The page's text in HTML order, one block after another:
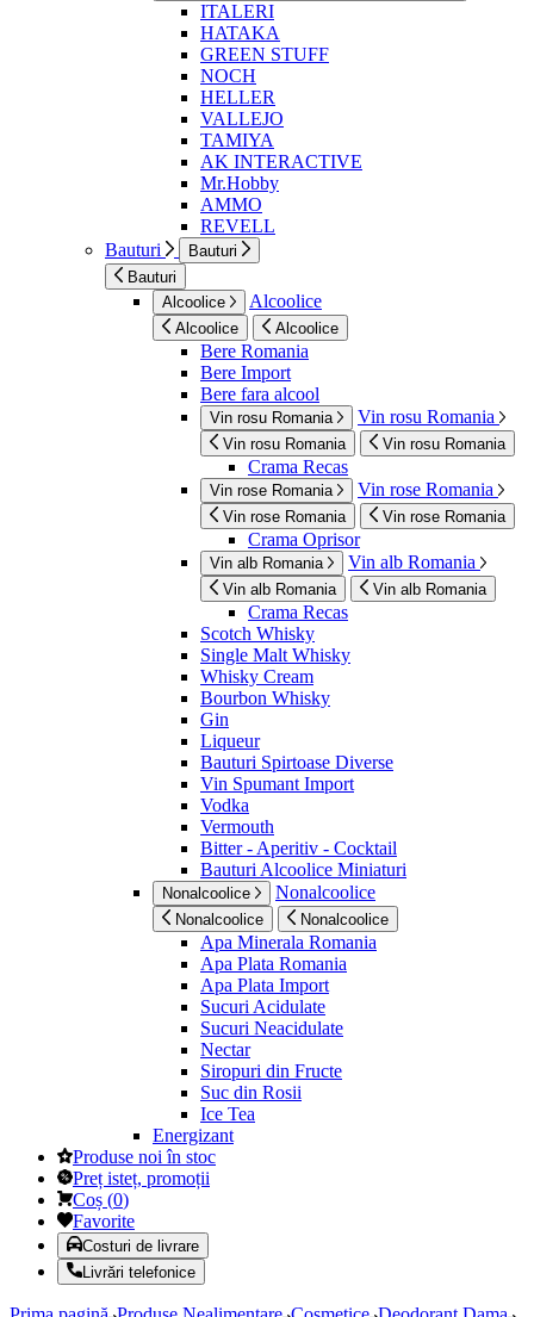
ITALERI
HATAKA
GREEN STUFF
NOCH
HELLER
VALLEJO
TAMIYA
AK INTERACTIVE
Mr.Hobby
AMMO
REVELL
Bauturi
Bauturi
Bauturi
Alcoolice
Alcoolice
Alcoolice Alcoolice
Bere Romania
Bere Import
Bere fara alcool
Vin rosu Romania Vin rosu Romania
Vin rosu Romania Vin rosu Romania
Crama Recas
Vin rose Romania Vin rose Romania
Vin rose Romania Vin rose Romania
Crama Oprisor
Vin alb Romania Vin alb Romania
Vin alb Romania Vin alb Romania
Crama Recas
Scotch Whisky
Single Malt Whisky
Whisky Cream
Bourbon Whisky
Gin
Liqueur
Bauturi Spirtoase Diverse
Vin Spumant Import
Vodka
Vermouth
Bitter - Aperitiv - Cocktail
Bauturi Alcoolice Miniaturi
Nonalcoolice Nonalcoolice
Nonalcoolice Nonalcoolice
Apa Minerala Romania
Apa Plata Romania
Apa Plata Import
Sucuri Acidulate
Sucuri Neacidulate
Nectar
Siropuri din Fructe
Suc din Rosii
Ice Tea
Energizant
Produse noi în stoc
Preț isteț, promoții
Coș (0)
Favorite
Costuri de livrare
Livrări telefonice